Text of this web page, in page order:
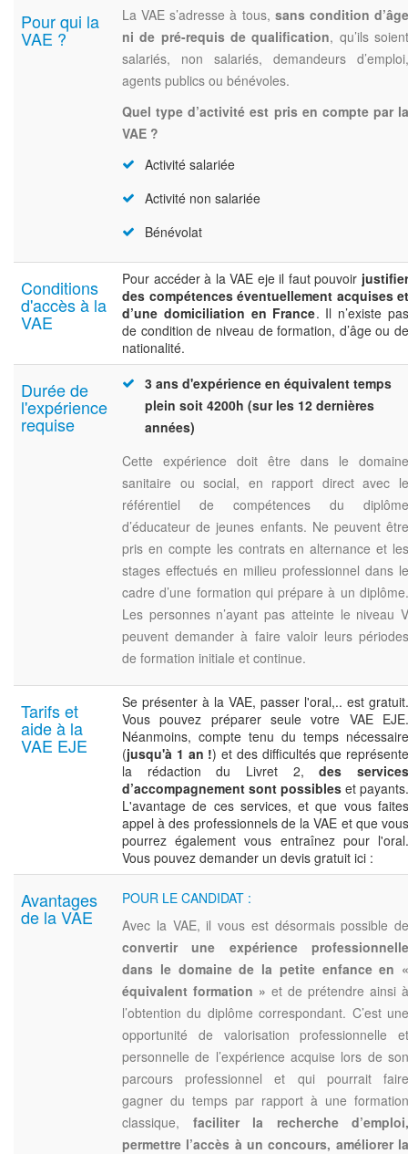
Pour qui la
VAE ?
La VAE s’adresse à tous, sans condition
ni de pré-requis de qualification, qu’ils
salariés, non salariés, demandeurs d’emploi,
agents publics ou bénévoles.
Quel type d’activité est pris en compte par la
VAE ?
Activité salariée
Activité non salariée
Bénévolat
Conditions
d'accès à la
VAE
Pour accéder à la VAE eje il faut pouvoir justifier
des compétences éventuellement acquises et
d’une domiciliation en France. Il n’existe pas
de condition de niveau de formation, d’âge ou de
nationalité.
Durée de
l'expérience
requise
3 ans d'expérience en équivalent temps
plein soit 4200h (sur les 12 dernières
années)
Cette expérience doit être dans le domaine
sanitaire ou social, en rapport direct avec le
référentiel de compétences du diplôme
d’éducateur de jeunes enfants. Ne peuvent être
pris en compte les contrats en alternance et les
stages effectués en milieu professionnel dans le
cadre d’une formation qui prépare à un diplôme.
Les personnes n’ayant pas atteinte le niveau V
peuvent demander à faire valoir leurs périodes
de formation initiale et continue.
Tarifs et
aide à la
VAE EJE
Se présenter à la VAE, passer l'oral,.. est gratuit.
Vous pouvez préparer seule votre VAE EJE.
Néanmoins, compte tenu du temps nécessaire
(jusqu'à 1 an !) et des difficultés que représente
la rédaction du Livret 2,des
d’accompagnement sont possibles et payants.
L'avantage de ces services, et que vous faites
appel à des professionnels de la VAE et que vous
pourrez également vous entraînez pour l'oral.
Vous pouvez demander un devis gratuit ici :
Avantages
de la VAE
POUR LE CANDIDAT :
Avec la VAE, il vous est désormais possible de
convertir une expérience professionnelle
dans le domaine de la petite enfance en «
équivalent formation » et de prétendre ainsi à
l’obtention du diplôme correspondant. C’est une
opportunité de valorisation professionnelle et
personnelle de l’expérience acquise lors de son
parcours professionnel et qui pourrait faire
gagner du temps par rapport à une formation
classique, faciliter la recherche d’emploi,
permettre l’accès à un concours, améliorer la